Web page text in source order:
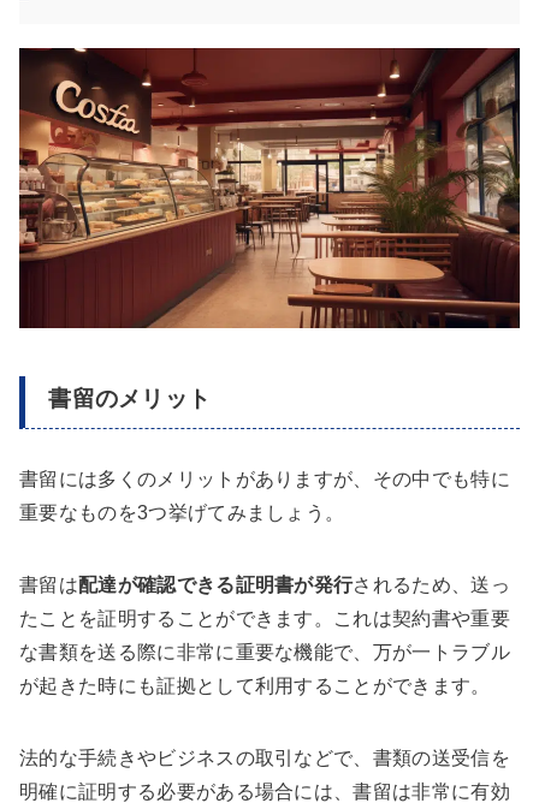
書留のメリット
書留には多くのメリットがありますが、その中でも特に
重要なものを3つ挙げてみましょう。
書留は配達が確認できる証明書が発行されるため、送っ
たことを証明することができます。これは契約書や重要
な書類を送る際に非常に重要な機能で、万が一トラブル
が起きた時にも証拠として利用することができます。
法的な手続きやビジネスの取引などで、書類の送受信を
明確に証明する必要がある場合には、書留は非常に有効